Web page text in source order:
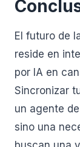
El futuro de
reside en
por IA en
Sincronizar
un agente
sino una